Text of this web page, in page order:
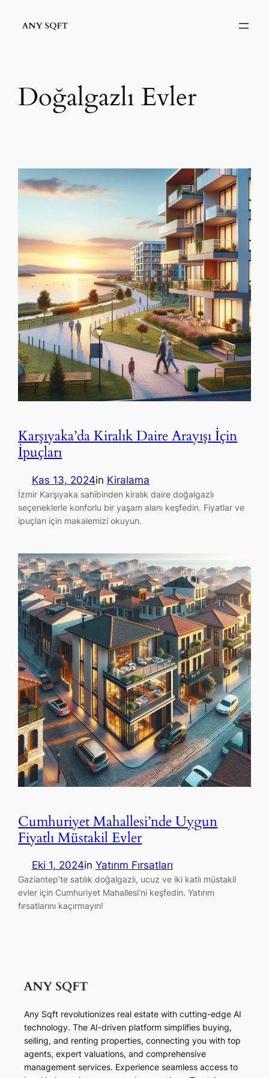
Doğalgazlı Evler
Karşıyaka’da Kiralık Daire Arayışı İçin
İpuçları
Kas 13, 2024in Kiralama
İzmir Karşıyaka sahibinden kiralık daire doğalgazlı
seçeneklerle konforlu bir yaşam alanı keşfedin. Fiyatlar ve
ipuçları için makalemizi okuyun.
Cumhuriyet Mahallesi’nde Uygun
Fiyatlı Müstakil Evler
Eki 1, 2024in Yatırım Fırsatları
Gaziantep’te satılık doğalgazlı, ucuz ve iki katlı müstakil
evler için Cumhuriyet Mahallesi’ni keşfedin. Yatırım
fırsatlarını kaçırmayın!
Any Sqft revolutionizes real estate with cutting-edge AI
technology. The AI-driven platform simplifies buying,
selling, and renting properties, connecting you with top
agents, expert valuations, and comprehensive
management services. Experience seamless access to